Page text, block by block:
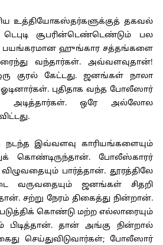
உத்தியோகஸ்தர்களுக்குத் தகவல்
சூபரின்டெண்டெண்டும் பல
ஹுங்கார சத்தங்களை
வந்தார்கள். அவ்வளவுதான்!
குரல் கேட்டது. ஜனங்கள் நாலா
ஓடினார்கள். புதிதாக வந்த போலீஸார்
அடித்தார்கள். ஒரே அல்லோல
இவ்வளவு காரியங்களையும்
கொண்டிருந்தான். போலீஸ்காரர்
பார்த்தான். தூரத்திலே
வருவதையும் ஜனங்கள் சிதறி
சற்று நேரம் திகைத்து நின்றான்.
கொண்டு மற்ற எல்லாரையும்
தான் அங்கு நின்றால்
செய்துவிடுவார்கள்; போலீஸார்